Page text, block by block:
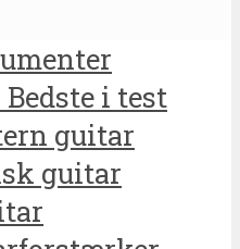
i test
guitar
guitar